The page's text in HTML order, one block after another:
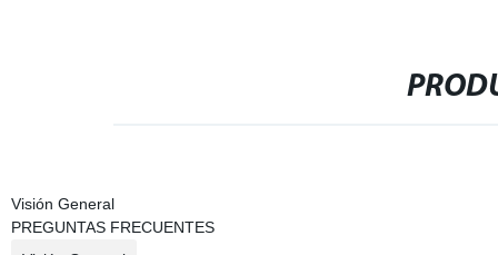
Visión General
PREGUNTAS FRECUENTES